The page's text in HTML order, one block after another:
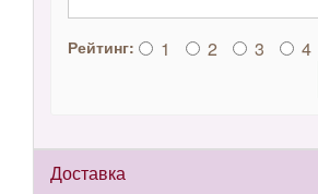
Рейтинг: 1 2 3 4
Доставка